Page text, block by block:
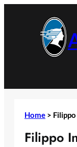
Home >
Filippo